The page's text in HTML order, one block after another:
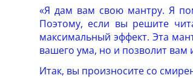
«Я дам вам свою мантру. Я
Поэтому, если вы решите
максимальный эффект. Эта
вашего ума, но и позволит вам
Итак, вы произносите со